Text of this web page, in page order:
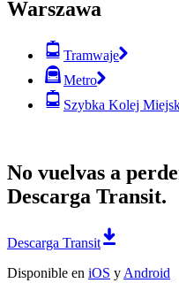
Warszawa
Tramwaje
Metro
Szybka Kolej
No vuelvas a
Descarga Transit.
Descarga Transit
Disponible en iOS y Android